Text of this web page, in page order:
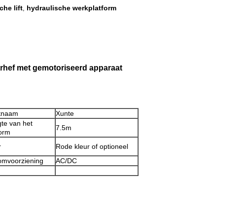
lift, hydraulische werkplatform
met gemotoriseerd apparaat
Xunte
van het
7.5m
Rode kleur of optioneel
AC/DC